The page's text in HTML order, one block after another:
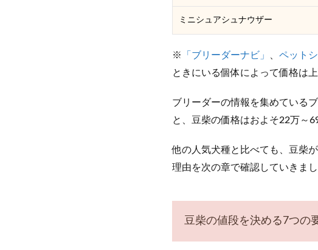
ミニシュアシュナウザー
※ 「ブリーダーナビ」 ペット
ときにいる個体によって価格は上
ブリーダーの情報を集めている
と、豆柴の価格はおよそ22万～
他の人気犬種と比べても、豆柴
理由を次の章で確認していきまし
豆柴の値段を決める7つの